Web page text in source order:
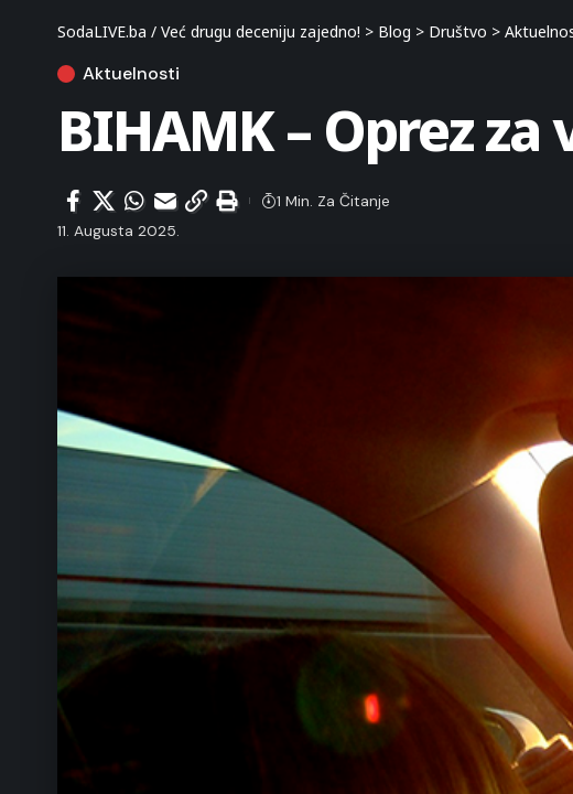
SodaLIVE.ba / Već drugu deceniju zajedno! > Blog > Društvo >
Aktuelnosti
BIHAMK – Oprez
11. Augusta 2025.
1 Min. Za Čitanje